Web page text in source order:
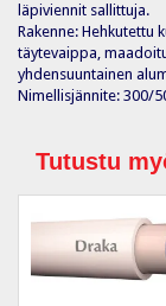
läpiviennit sallittuja.
Rakenne: Hehkutettu
täytevaippa,
yhdensuuntainen
Nimellisjännite: 300/
Tutustu